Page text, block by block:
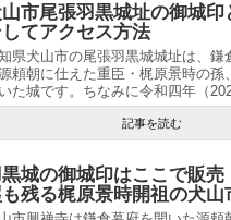
市尾張羽黒城址の御城印
てアクセス方法
県犬山市の尾張羽黒城城址は、鎌
頼朝に仕えた重臣・梶原景時の孫
た城です。ちなみに令和四年（
記事を読む
城の御城印はここで販売
残る梶原景時開祖の犬山